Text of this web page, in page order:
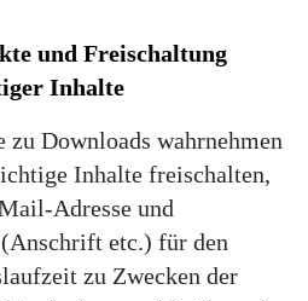
und Freischaltung
Inhalte
zu Downloads wahrnehmen
Inhalte freischalten,
Adresse und
etc.) für den
zu Zwecken der